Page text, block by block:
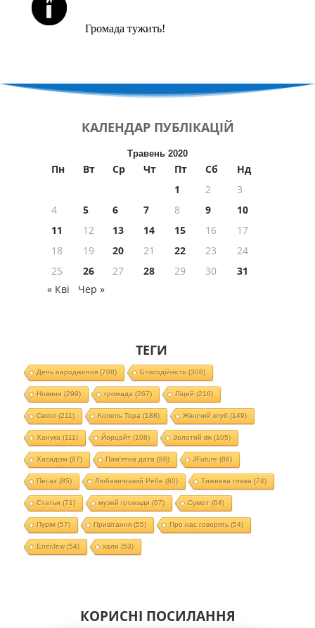
Громада тужить!
КАЛЕНДАР ПУБЛІКАЦІЙ
Травень 2020
Пн Вт Ср Чт Пт Сб
Нд
1
2
3
4
5 6 7 8 9
10
11
12 13 14 15 16
17
18
19 20 21 22 23
24
25
26 27 28 29 30
31
« Кві
Чер »
ТЕГИ
День народження(708) Благодійність(308)
Новини (299) громада (267) Ліцей (216)
Свято (211) Колель Тора (188) Жіночий клуб (149)
Ханука (111) Йорцайт (108) Золотий вік(105)
Хасидізм (97) Пам'ятна дата (88) JFuture (88)
Песах(85) Любавичський Ребе (80) Тижнева глава (74)
Статьи (71) музей громади (67) Суккот (64)
Пурім (57) Привітання(55) Про нас говорять(54)
EnerJew(54) хали (53)
КОРИСНІ ПОСИЛАННЯ